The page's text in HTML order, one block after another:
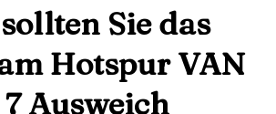
Sie das
Hotspur VAN
Ausweich